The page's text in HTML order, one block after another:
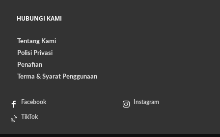
HUBUNGI KAMI
Tentang Kami
Polisi Privasi
Penafian
Terma & Syarat Penggunaan
Facebook Instagram
TikTok